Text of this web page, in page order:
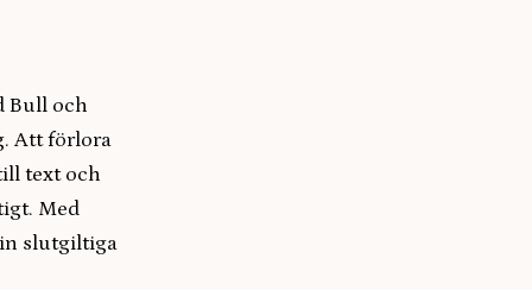
Bull och
Att förlora
text och
Med
slutgiltiga